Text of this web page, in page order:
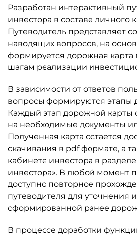
Разработан интерактивный
инвестора в составе личного
Путеводитель представляет
наводящих вопросов, на
формируется дорожная
шагам реализации
В зависимости от ответов
вопросы формируются этапы
Каждый этап дорожной карты
на необходимые документы
Полученная карта остается
скачивания в pdf формате, а
кабинете инвестора в
инвестора». В любой момент
доступно повторное
путеводителя для уточнения
сформированной ранее
В процессе доработки